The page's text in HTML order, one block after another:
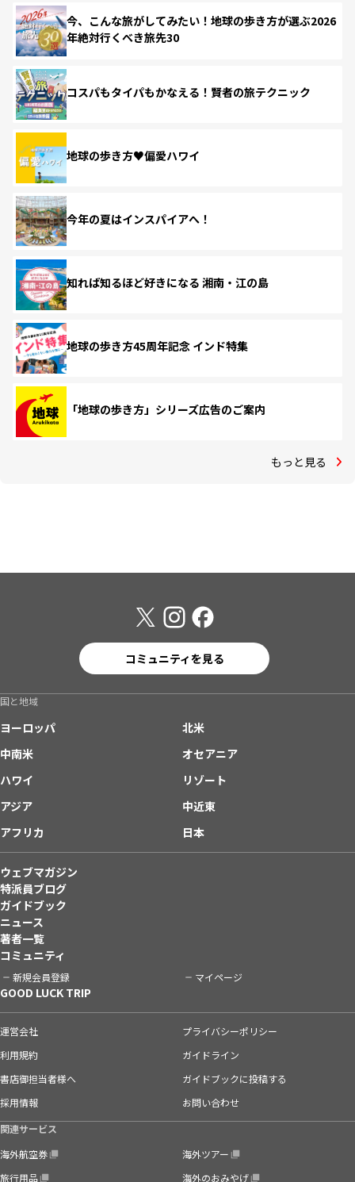
今、こんな旅がしてみたい！地球の歩き方が選ぶ2026
年絶対行くべき旅先30
コスパもタイパもかなえる！賢者の旅テクニック
地球の歩き方♥偏愛ハワイ
今年の夏はインスパイアへ！
知れば知るほど好きになる 湘南・江の島
地球の歩き方45周年記念 インド特集
「地球の歩き方」シリーズ広告のご案内
もっと見る
コミュニティを見る
国と地域
ヨーロッパ
北米
中南米
オセアニア
ハワイ
リゾート
アジア
中近東
アフリカ
日本
ウェブマガジン
特派員ブログ
ガイドブック
ニュース
著者一覧
コミュニティ
新規会員登録 マイページ
GOOD LUCK TRIP
運営会社
プライバシーポリシー
利用規約
ガイドライン
書店御担当者様へ
ガイドブックに投稿する
採用情報
お問い合わせ
関連サービス
海外航空券
海外ツアー
旅行用品
海外のおみやげ